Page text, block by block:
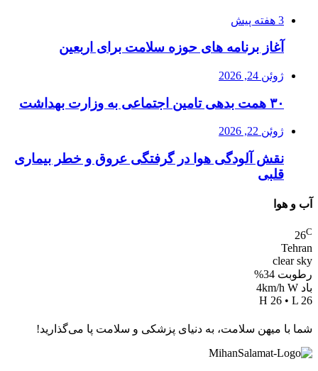
3 هفته پیش
آغاز برنامه های حوزه سلامت برای اربعین
ژوئن 24, 2026
۳۰ همت بدهی تامین اجتماعی به وزارت بهداشت
ژوئن 22, 2026
نقش آلودگی هوا در گرفتگی عروق و خطر بیماری
قلبی
آب و هوا
26C
Tehran
clear sky
رطوبت 34%
باد 4km/h W
H 26 • L 26
شما با میهن سلامت، به دنیای پزشکی و سلامت پا می‌گذارید!